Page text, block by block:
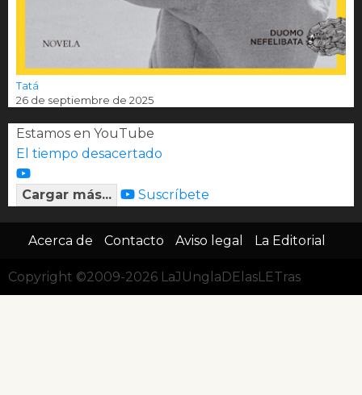
Tatá
26 de septiembre de 2025
Estamos en YouTube
El tiempo desacertado
Cargar más... Suscríbete
Acerca de Contacto Aviso legal La Editorial
Copyright ©2009-2026 LaJUnglaDElasLETras